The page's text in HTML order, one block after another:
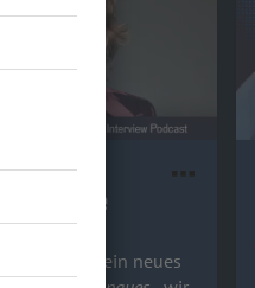
2026:
das neue
Tongues
haben ein neues